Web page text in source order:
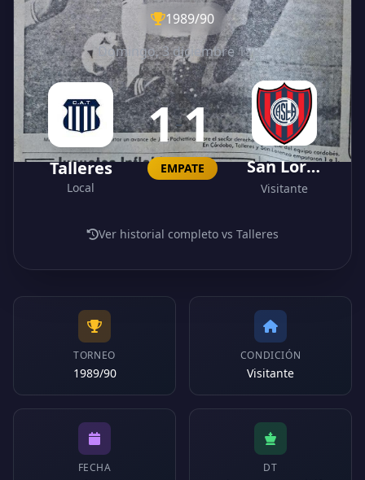
1989/90
Domingo, 3 diciembre 1989
Talleres
Local
1-1
EMPATE San Lorenzo
Visitante
Ver historial completo vs Talleres
TORNEO
1989/90
CONDICIÓN
Visitante
FECHA DT